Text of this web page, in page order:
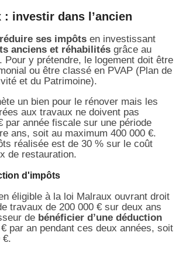
: investir dans l’ancien
réduire ses impôtsen investissant
anciens et réhabilitésgrâce au
Pour y prétendre, le logement doit être
ou être classé en PVAP (Plan de
et du Patrimoine).
un bien pour le rénover mais les
aux travaux ne doivent pas
par année fiscale sur une période
ans, soit au maximum 400 000 €.
réalisée est de 30 % sur le coût
de restauration.
d'impôts
éligible à la loi Malraux ouvrant droit
travaux de 200 000 € sur deux ans
de bénéficier d’une déduction
par an pendant ces deux années, soit
€.